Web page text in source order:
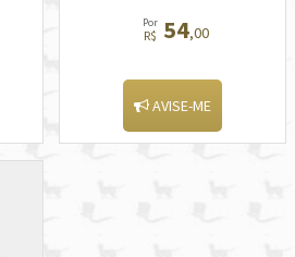
Por
R$ 54,00
AVISE-ME